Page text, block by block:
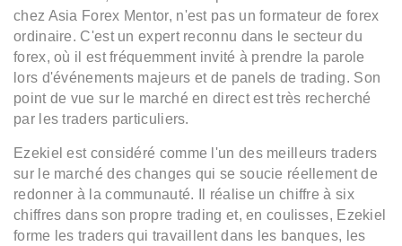
chez Asia Forex Mentor, n'est pas un formateur de forex
ordinaire. C'est un expert reconnu dans le secteur du
forex, où il est fréquemment invité à prendre la parole
lors d'événements majeurs et de panels de trading. Son
point de vue sur le marché en direct est très recherché
par les traders particuliers.
Ezekiel est considéré comme l'un des meilleurs traders
sur le marché des changes qui se soucie réellement de
redonner à la communauté. Il réalise un chiffre à six
chiffres dans son propre trading et, en coulisses, Ezekiel
forme les traders qui travaillent dans les banques, les